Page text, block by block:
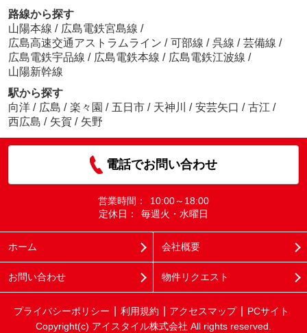
路線から探す
山陽本線 / 広島電鉄宮島線 /
広島高速交通アストラムライン / 可部線 / 呉線 / 芸備線 /
広島電鉄宇品線 / 広島電鉄本線 / 広島電鉄江波線 /
山陽新幹線
駅から探す
向洋 / 広島 / 楽々園 / 五日市 / 天神川 / 安芸矢口 / 古江 /
西広島 / 矢賀 / 矢野
電話でお問い合わせ
営業時間：
10:00～18:00
定休日：
毎週火・水曜日
ホーム 会社概要
お問い合わせ 物件リクエスト
プライバシーポリシー 利用規約 アクセスマップ
PCサイト
Copyright(c) アイスタイル株式会社 All rights reserved.